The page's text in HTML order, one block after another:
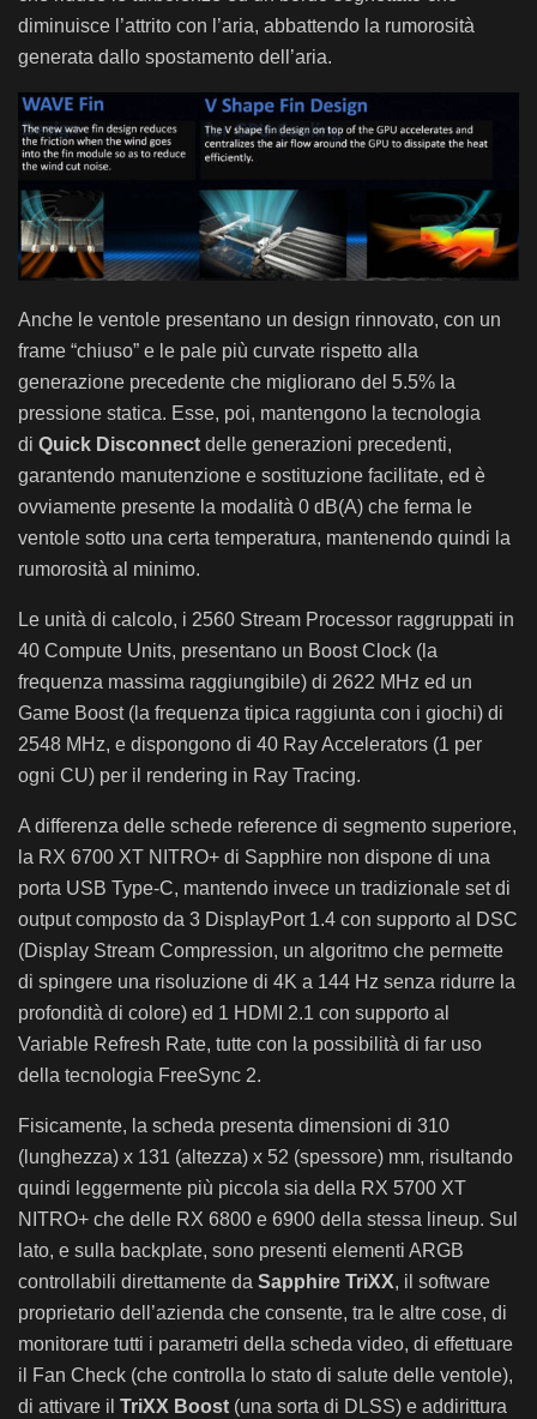
diminuisce l’attrito con l’aria, abbattendo la rumorosità
generata dallo spostamento dell’aria.
Anche le ventole presentano un design rinnovato, con un
frame “chiuso” e le pale più curvate rispetto alla
generazione precedente che migliorano del 5.5% la
pressione statica. Esse, poi, mantengono la tecnologia
di Quick Disconnect delle generazioni precedenti,
garantendo manutenzione e sostituzione facilitate, ed è
ovviamente presente la modalità 0 dB(A) che ferma le
ventole sotto una certa temperatura, mantenendo quindi la
rumorosità al minimo.
Le unità di calcolo, i 2560 Stream Processor raggruppati in
40 Compute Units, presentano un Boost Clock (la
frequenza massima raggiungibile) di 2622 MHz ed un
Game Boost (la frequenza tipica raggiunta con i giochi) di
2548 MHz, e dispongono di 40 Ray Accelerators (1 per
ogni CU) per il rendering in Ray Tracing.
A differenza delle schede reference di segmento superiore,
la RX 6700 XT NITRO+ di Sapphire non dispone di una
porta USB Type-C, mantendo invece un tradizionale set di
output composto da 3 DisplayPort 1.4 con supporto al DSC
(Display Stream Compression, un algoritmo che permette
di spingere una risoluzione di 4K a 144 Hz senza ridurre la
profondità di colore) ed 1 HDMI 2.1 con supporto al
Variable Refresh Rate, tutte con la possibilità di far uso
della tecnologia FreeSync 2.
Fisicamente, la scheda presenta dimensioni di 310
(lunghezza) x 131 (altezza) x 52 (spessore) mm, risultando
quindi leggermente più piccola sia della RX 5700 XT
NITRO+ che delle RX 6800 e 6900 della stessa lineup. Sul
lato, e sulla backplate, sono presenti elementi ARGB
controllabili direttamente da Sapphire TriXX, il software
proprietario dell’azienda che consente, tra le altre cose, di
monitorare tutti i parametri della scheda video, di effettuare
il Fan Check (che controlla lo stato di salute delle ventole),
di attivare il TriXX Boost (una sorta di DLSS) e addirittura